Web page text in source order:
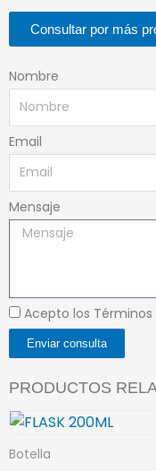
Consultar por más
Nombre
Email
Mensaje
Acepto los
Enviar consulta
PRODUCTOS
Botella